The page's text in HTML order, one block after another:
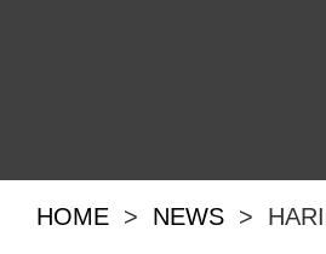
HOME > NEWS >